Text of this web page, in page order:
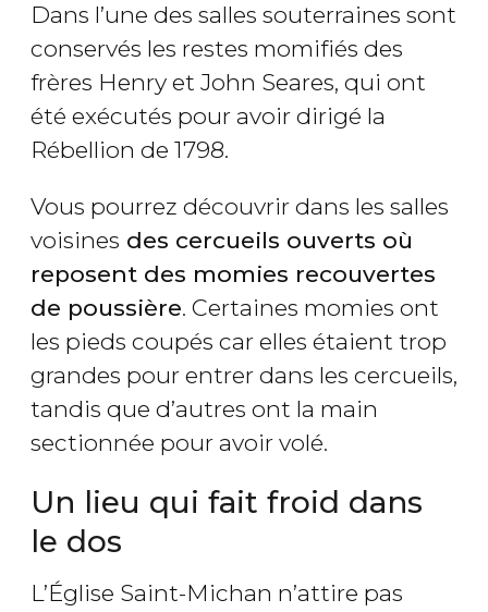
Dans l’une des salles souterraines sont
conservés les restes momifiés des
frères Henry et John Seares, qui ont
été exécutés pour avoir dirigé la
Rébellion de 1798.
Vous pourrez découvrir dans les salles
voisines des cercueils ouverts où
reposent des momies recouvertes
de poussière. Certaines momies ont
les pieds coupés car elles étaient trop
grandes pour entrer dans les cercueils,
tandis que d’autres ont la main
sectionnée pour avoir volé.
Un lieu qui fait froid dans
le dos
L’Église Saint-Michan n’attire pas